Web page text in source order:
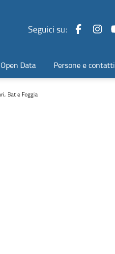
Seguici su:
Open Data Persone e contatti
Bat e Foggia